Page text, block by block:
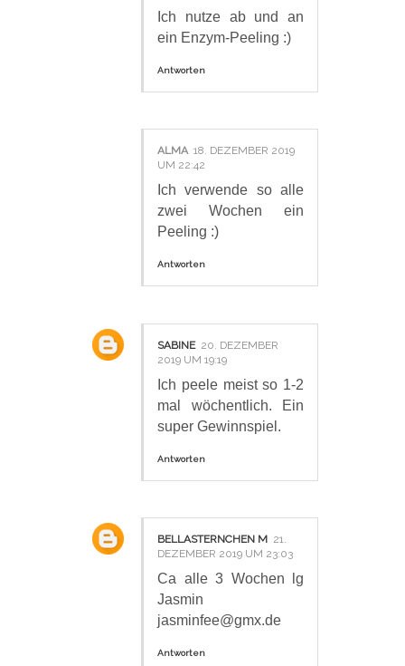
Ich nutze ab und an
ein Enzym-Peeling :)
Antworten
ALMA 18. DEZEMBER 2019
UM 22:42
Ich verwende so alle
zwei Wochen ein
Peeling :)
Antworten
SABINE 20. DEZEMBER
2019 UM 19:19
Ich peele meist so 1-2
mal wöchentlich. Ein
super Gewinnspiel.
Antworten
BELLASTERNCHEN M 21.
DEZEMBER 2019 UM 23:03
Ca alle 3 Wochen lg
Jasmin
jasminfee@gmx.de
Antworten